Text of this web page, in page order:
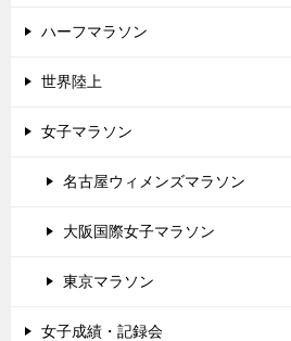
ハーフマラソン
世界陸上
女子マラソン
名古屋ウィメンズマラソン
大阪国際女子マラソン
東京マラソン
女子成績・記録会